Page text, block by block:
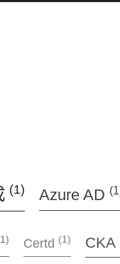
(1) Azure AD
Certd (1) CKA